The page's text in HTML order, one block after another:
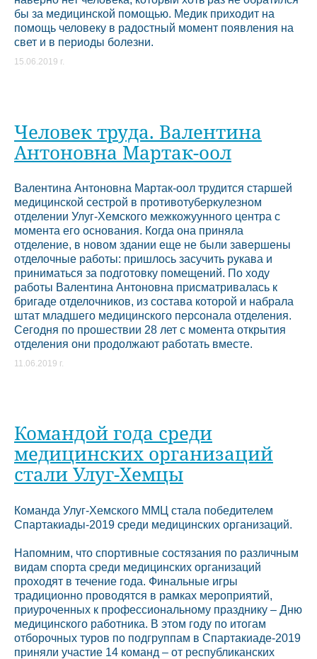
бы за медицинской помощью. Медик приходит на
помощь человеку в радостный момент появления на
свет и в периоды болезни.
15.06.2019 г.
Человек труда. Валентина
Антоновна Мартак-оол
Валентина Антоновна Мартак-оол трудится старшей
медицинской сестрой в противотуберкулезном
отделении Улуг-Хемского межкожуунного центра с
момента его основания. Когда она приняла
отделение, в новом здании еще не были завершены
отделочные работы: пришлось засучить рукава и
приниматься за подготовку помещений. По ходу
работы Валентина Антоновна присматривалась к
бригаде отделочников, из состава которой и набрала
штат младшего медицинского персонала отделения.
Сегодня по прошествии 28 лет с момента открытия
отделения они продолжают работать вместе.
11.06.2019 г.
Командой года среди
медицинских организаций
стали Улуг-Хемцы
Команда Улуг-Хемского ММЦ стала победителем
Спартакиады-2019 среди медицинских организаций.
Напомним, что спортивные состязания по различным
видам спорта среди медицинских организаций
проходят в течение года. Финальные игры
традиционно проводятся в рамках мероприятий,
приуроченных к профессиональному празднику – Дню
медицинского работника. В этом году по итогам
отборочных туров по подгруппам в Спартакиаде-2019
приняли участие 14 команд – от республиканских